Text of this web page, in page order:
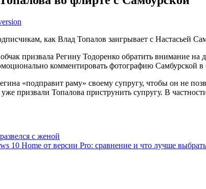
как Влад Топалов заигрывает с Настасьей
призвала Регину Тодоренко обратить внимание
комментировать фотографию Самбурской в
«подправит раму» своему супругу, чтобы он не
призвали Топалова приструнить супругу. В
с женой
10 Home от версии Pro: сравнение и что лучше выбрать